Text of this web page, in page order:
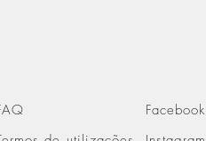
Facebook